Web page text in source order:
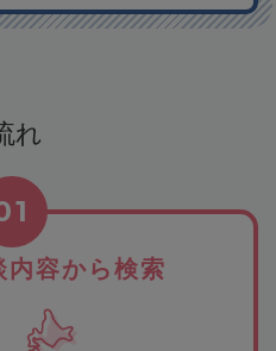
れ
内容から検索